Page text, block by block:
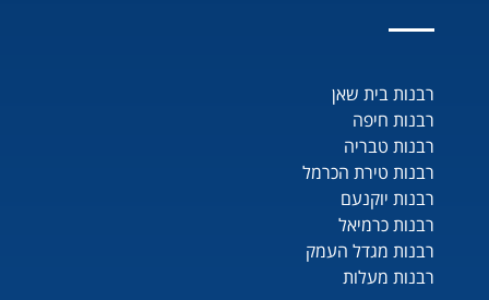
רבנות בית שאן
רבנות חיפה
רבנות טבריה
רבנות טירת הכרמל
רבנות יוקנעם
רבנות כרמיאל
רבנות מגדל העמק
רבנות מעלות